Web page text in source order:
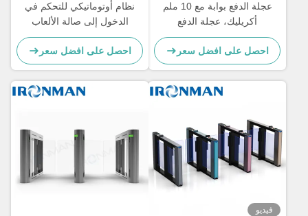
عجلة الدفع بوابة مع 10 ملم
أكريليك، عجلة الدفع
لالمستشفيات / الفنادق
احصل على افضل سعر
نظام أوتوماتيكي للتحكم في
الدخول إلى صالة الألعاب
الرياضية باب دوار مع تحديد
مزدوج
احصل على افضل سعر
فيديو